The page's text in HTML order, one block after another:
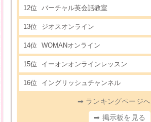
12位 バーチャル英会話教室
13位 ジオスオンライン
14位 WOMANオンライン
15位 イーオンオンラインレッスン
16位 イングリッシュチャンネル
➡ ランキングページへ
➡ 掲示板を見る